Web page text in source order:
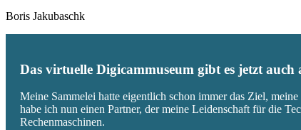
Boris Jakubaschk
Das virtuelle Digicammuseum gibt es jetzt auch
Meine Sammelei hatte eigentlich schon immer das Ziel,
habe ich nun einen Partner, der meine Leidenschaft für die
Rechenmaschinen.